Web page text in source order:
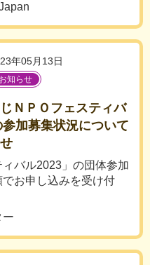
年05月13日
知らせ
ＮＰＯフェスティバ
加募集状況について
ィバル2023」の団体参加
お申し込みを受け付
ー